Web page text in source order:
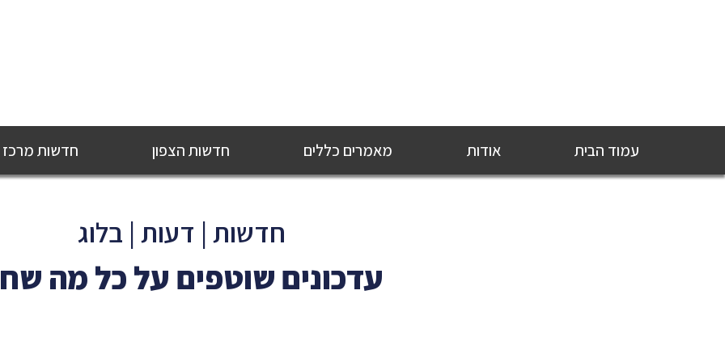
עמוד הבית אודות מאמרים כללים חדשות הצפון חדשות מרכז
חדשות | דעות | בלוג
עדכונים שוטפים על כל מה